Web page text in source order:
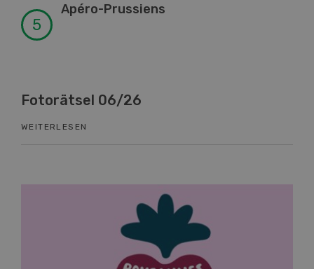
Apéro-Prussiens
Fotorätsel 06/26
WEITERLESEN